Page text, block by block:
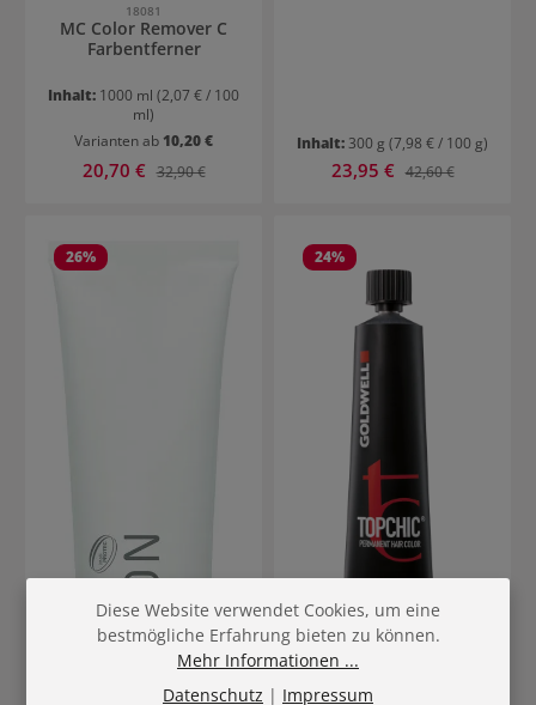
18081
MC Color Remover C
Farbentferner
Inhalt: 1000 ml (2,07 € / 100
ml)
Varianten ab 10,20 €
Verkaufspreis:
20,70 € Regulärer Preis:
32,90 €
Inhalt: 300 g (7,98 € / 100 g)
Verkaufspreis:
23,95 € Regulärer Preis:
42,60 €
26% 24%
Diese Website verwendet Cookies, um eine
bestmögliche Erfahrung bieten zu können.
Mehr Informationen ...
Datenschutz | Impressum